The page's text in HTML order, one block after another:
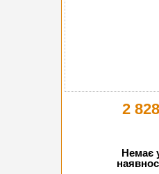
2
Немає